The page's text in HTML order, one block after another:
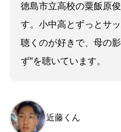
徳島市立高校の粟飯原
す。小中高とずっとサ
聴くのが好きで、母の
ず”を聴いています。
近藤くん